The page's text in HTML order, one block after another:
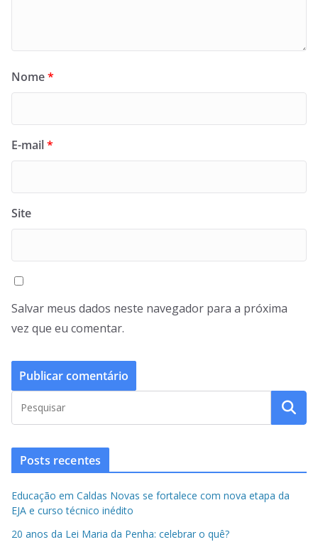
Nome*
E-mail*
Site
Salvar meus dados neste navegador para a próxima
vez que eu comentar.
Posts recentes
Educação em Caldas Novas se fortalece com nova etapa da
EJA e curso técnico inédito
20 anos da Lei Maria da Penha: celebrar o quê?